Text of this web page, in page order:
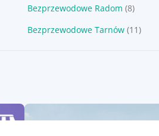
Bezprzewodowe Radom (8)
Bezprzewodowe Tarnów (11)